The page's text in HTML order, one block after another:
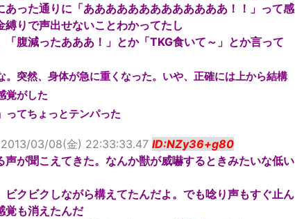
った通りに「あああああああああああああ！！」って感
縛りで声出せないことわかってたし
腹減ったあああ！」とか「TKG食いて～」とか言って
。突然、身体が急に重くなった。いや、正確には上から結構
覚がした
ってちょっとテンパった
2013/03/08(金) 22:33:33.47 ID:NZy36+g80
声が聞こえてきた。なんか獣が威嚇するときみたいな低い
クビクしながら構えてたんだよ。でも唸り声もすぐ止ん
覚も消えたんだ